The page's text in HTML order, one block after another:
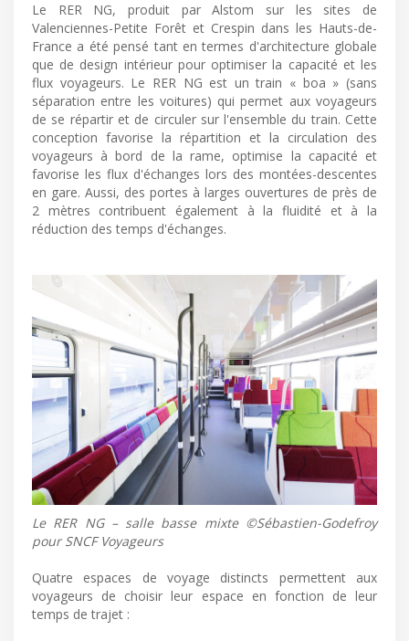
Le RER NG, produit par Alstom sur les sites de
Valenciennes-Petite Forêt et Crespin dans les Hauts-de-
France a été pensé tant en termes d'architecture globale
que de design intérieur pour optimiser la capacité et les
flux voyageurs. Le RER NG est un train « boa » (sans
séparation entre les voitures) qui permet aux voyageurs
de se répartir et de circuler sur l'ensemble du train. Cette
conception favorise la répartition et la circulation des
voyageurs à bord de la rame, optimise la capacité et
favorise les flux d'échanges lors des montées-descentes
en gare. Aussi, des portes à larges ouvertures de près de
2 mètres contribuent également à la fluidité et à la
réduction des temps d'échanges.
Le RER NG – salle basse mixte ©Sébastien-Godefroy
pour SNCF Voyageurs
Quatre espaces de voyage distincts permettent aux
voyageurs de choisir leur espace en fonction de leur
temps de trajet :